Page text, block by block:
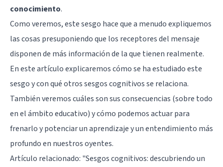
conocimiento.
Como veremos, este sesgo hace que a menudo expliquemos
las cosas presuponiendo que los receptores del mensaje
disponen de más información de la que tienen realmente.
En este artículo explicaremos cómo se ha estudiado este
sesgo y con qué otros sesgos cognitivos se relaciona.
También veremos cuáles son sus consecuencias (sobre todo
en el ámbito educativo) y cómo podemos actuar para
frenarlo y potenciar un aprendizaje y un entendimiento más
profundo en nuestros oyentes.
Artículo relacionado: "Sesgos cognitivos: descubriendo un